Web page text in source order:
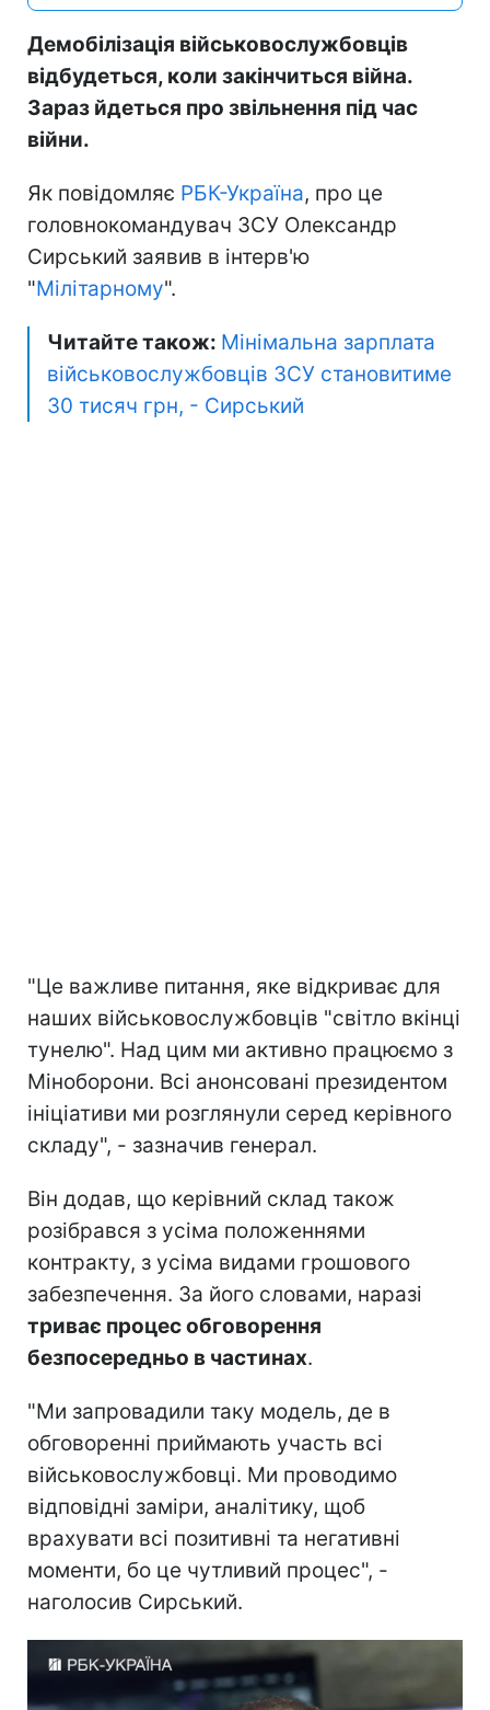
Демобілізація військовослужбовців
відбудеться, коли закінчиться війна.
Зараз йдеться про звільнення під час
війни.
Як повідомляє РБК-Україна, про це
головнокомандувач ЗСУ Олександр
Сирський заявив в інтерв'ю
"Мілітарному".
Читайте також: Мінімальна зарплата
військовослужбовців ЗСУ становитиме
30 тисяч грн, - Сирський
"Це важливе питання, яке відкриває для
наших військовослужбовців "світло вкінці
тунелю". Над цим ми активно працюємо з
Міноборони. Всі анонсовані президентом
ініціативи ми розглянули серед керівного
складу", - зазначив генерал.
Він додав, що керівний склад також
розібрався з усіма положеннями
контракту, з усіма видами грошового
забезпечення. За його словами, наразі
триває процес обговорення
безпосередньо в частинах.
"Ми запровадили таку модель, де в
обговоренні приймають участь всі
військовослужбовці. Ми проводимо
відповідні заміри, аналітику, щоб
врахувати всі позитивні та негативні
моменти, бо це чутливий процес", -
наголосив Сирський.